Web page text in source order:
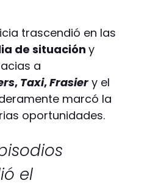
trascendió en las
de situacióny
a
, Taxi,Frasiery el
marcó la
oportunidades.
el